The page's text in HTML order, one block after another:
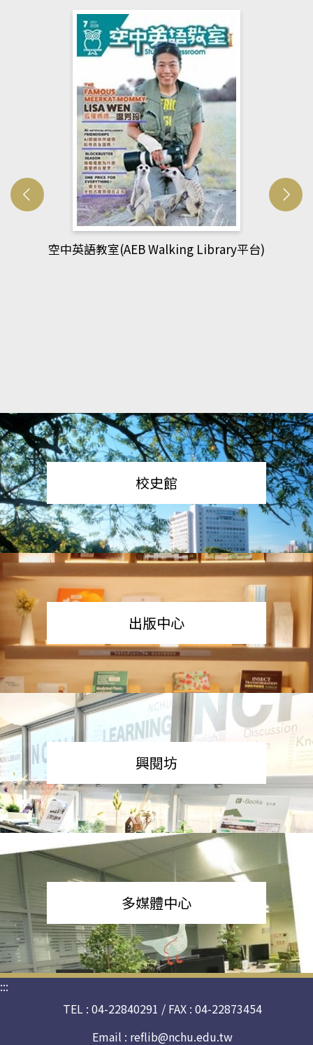
網管人(kono平台)
校史館
出版中心
興閱坊
多媒體中心
:::
TEL : 04-22840291 / FAX : 04-22873454
Email : reflib@nchu.edu.tw